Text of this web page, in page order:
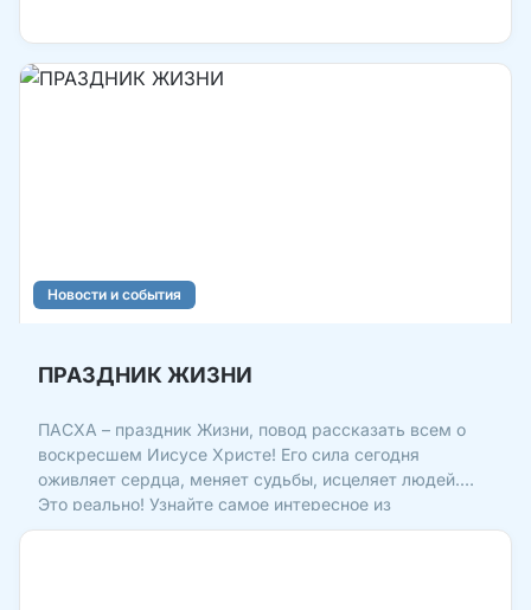
Новости и события
ПРАЗДНИК ЖИЗНИ
ПАСХА – праздник Жизни, повод рассказать всем о
воскресшем Иисусе Христе! Его сила сегодня
оживляет сердца, меняет судьбы, исцеляет людей.
Это реально! Узнайте самое интересное из
ПАСХАЛЬНОГО, АПРЕЛЬСКОГО номера «Колокола» –